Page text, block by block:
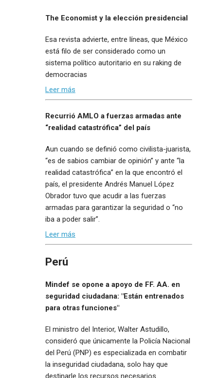
The Economist y la elección presidencial
Esa revista advierte, entre líneas, que México
está filo de ser considerado como un
sistema político autoritario en su raking de
democracias
Leer más
Recurrió AMLO a fuerzas armadas ante
“realidad catastrófica” del país
Aun cuando se definió como civilista-juarista,
“es de sabios cambiar de opinión” y ante “la
realidad catastrófica” en la que encontró el
país, el presidente Andrés Manuel López
Obrador tuvo que acudir a las fuerzas
armadas para garantizar la seguridad o “no
iba a poder salir”.
Leer más
Perú
Mindef se opone a apoyo de FF. AA. en
seguridad ciudadana: "Están entrenados
para otras funciones"
El ministro del Interior, Walter Astudillo,
consideró que únicamente la Policía Nacional
del Perú (PNP) es especializada en combatir
la inseguridad ciudadana, solo hay que
destinarle los recursos necesarios.